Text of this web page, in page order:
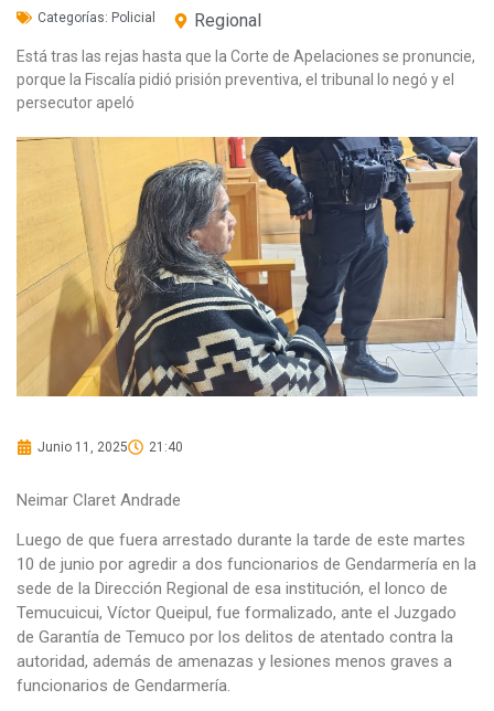
Categorías: Policial Regional
Está tras las rejas hasta que la Corte de Apelaciones se pronuncie,
porque la Fiscalía pidió prisión preventiva, el tribunal lo negó y el
persecutor apeló
Junio 11, 2025 21:40
Neimar Claret Andrade
Luego de que fuera arrestado durante la tarde de este martes
10 de junio por agredir a dos funcionarios de Gendarmería en la
sede de la Dirección Regional de esa institución, el lonco de
Temucuicui, Víctor Queipul, fue formalizado, ante el Juzgado
de Garantía de Temuco por los delitos de atentado contra la
autoridad, además de amenazas y lesiones menos graves a
funcionarios de Gendarmería.